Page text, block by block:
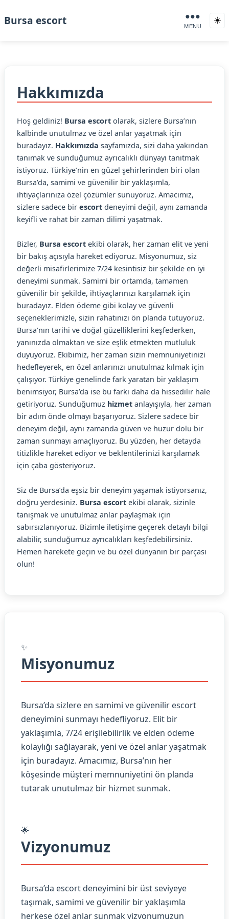
Bursa escort ●●●
MENU
☀️
Hakkımızda
Hoş geldiniz! Bursa escort olarak, sizlere Bursa’nın
kalbinde unutulmaz ve özel anlar yaşatmak için
buradayız. Hakkımızda sayfamızda, sizi daha yakından
tanımak ve sunduğumuz ayrıcalıklı dünyayı tanıtmak
istiyoruz. Türkiye’nin en güzel şehirlerinden biri olan
Bursa’da, samimi ve güvenilir bir yaklaşımla,
ihtiyaçlarınıza özel çözümler sunuyoruz. Amacımız,
sizlere sadece bir escort deneyimi değil, aynı zamanda
keyifli ve rahat bir zaman dilimi yaşatmak.
Bizler, Bursa escort ekibi olarak, her zaman elit ve yeni
bir bakış açısıyla hareket ediyoruz. Misyonumuz, siz
değerli misafirlerimize 7/24 kesintisiz bir şekilde en iyi
deneyimi sunmak. Samimi bir ortamda, tamamen
güvenilir bir şekilde, ihtiyaçlarınızı karşılamak için
buradayız. Elden ödeme gibi kolay ve güvenli
seçeneklerimizle, sizin rahatınızı ön planda tutuyoruz.
Bursa’nın tarihi ve doğal güzelliklerini keşfederken,
yanınızda olmaktan ve size eşlik etmekten mutluluk
duyuyoruz. Ekibimiz, her zaman sizin memnuniyetinizi
hedefleyerek, en özel anlarınızı unutulmaz kılmak için
çalışıyor. Türkiye genelinde fark yaratan bir yaklaşım
benimsiyor, Bursa’da ise bu farkı daha da hissedilir hale
getiriyoruz. Sunduğumuz hizmet anlayışıyla, her zaman
bir adım önde olmayı başarıyoruz. Sizlere sadece bir
deneyim değil, aynı zamanda güven ve huzur dolu bir
zaman sunmayı amaçlıyoruz. Bu yüzden, her detayda
titizlikle hareket ediyor ve beklentilerinizi karşılamak
için çaba gösteriyoruz.
Siz de Bursa’da eşsiz bir deneyim yaşamak istiyorsanız,
doğru yerdesiniz. Bursa escort ekibi olarak, sizinle
tanışmak ve unutulmaz anlar paylaşmak için
sabırsızlanıyoruz. Bizimle iletişime geçerek detaylı bilgi
alabilir, sunduğumuz ayrıcalıkları keşfedebilirsiniz.
Hemen harekete geçin ve bu özel dünyanın bir parçası
olun!
✨
Misyonumuz
Bursa’da sizlere en samimi ve güvenilir escort
deneyimini sunmayı hedefliyoruz. Elit bir
yaklaşımla, 7/24 erişilebilirlik ve elden ödeme
kolaylığı sağlayarak, yeni ve özel anlar yaşatmak
için buradayız. Amacımız, Bursa’nın her
köşesinde müşteri memnuniyetini ön planda
tutarak unutulmaz bir hizmet sunmak.
🌟
Vizyonumuz
Bursa’da escort deneyimini bir üst seviyeye
taşımak, samimi ve güvenilir bir yaklaşımla
herkese özel anlar sunmak vizyonumuzun